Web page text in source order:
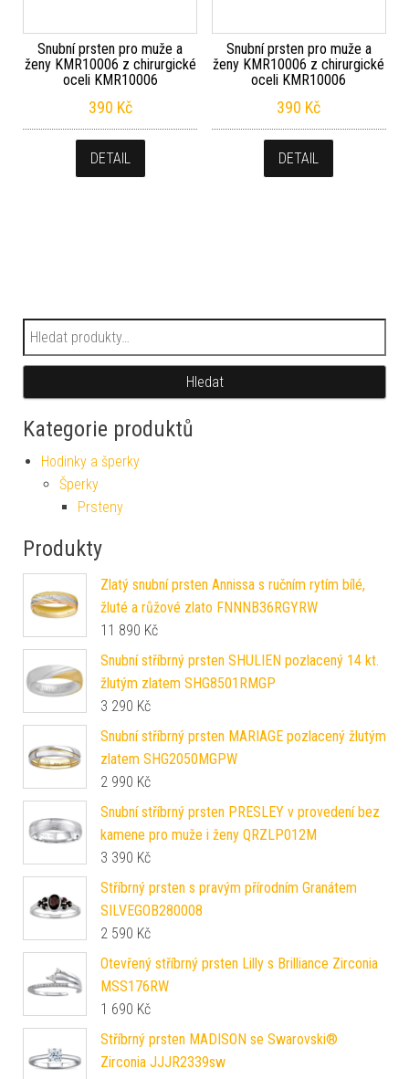
Snubní prsten pro muže a
ženy KMR10006 z chirurgické
oceli KMR10006
390 Kč
DETAIL
Snubní prsten pro muže a
ženy KMR10006 z chirurgické
oceli KMR10006
390 Kč
DETAIL
Hledat:
Hledat
Kategorie produktů
Hodinky a šperky
Šperky
Prsteny
Produkty
Zlatý snubní prsten Annissa s ručním rytím bílé,
žluté a růžové zlato FNNNB36RGYRW
11 890 Kč
Snubní stříbrný prsten SHULIEN pozlacený 14 kt.
žlutým zlatem SHG8501RMGP
3 290 Kč
Snubní stříbrný prsten MARIAGE pozlacený žlutým
zlatem SHG2050MGPW
2 990 Kč
Snubní stříbrný prsten PRESLEY v provedení bez
kamene pro muže i ženy QRZLP012M
3 390 Kč
Stříbrný prsten s pravým přírodním Granátem
SILVEGOB280008
2 590 Kč
Otevřený stříbrný prsten Lilly s Brilliance Zirconia
MSS176RW
1 690 Kč
Stříbrný prsten MADISON se Swarovski®
Zirconia JJJR2339sw